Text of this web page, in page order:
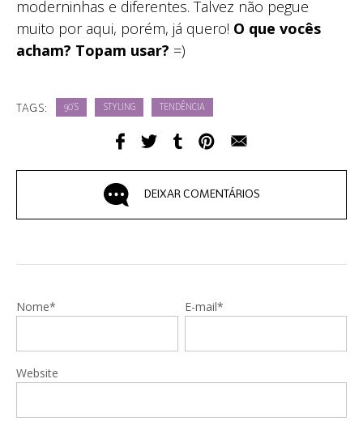
moderninhas e diferentes. Talvez não pegue
muito por aqui, porém, já quero! O que vocês
acham? Topam usar? =)
TAGS: 90'S STYLING TENDÊNCIA
DEIXAR COMENTÁRIOS
Nome* E-mail*
Website